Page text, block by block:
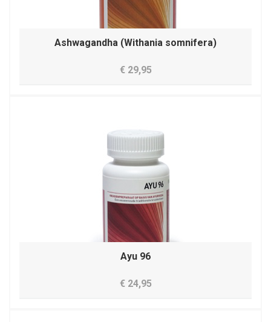
Ashwagandha (Withania somnifera)
€ 29,95
Ayu 96
€ 24,95